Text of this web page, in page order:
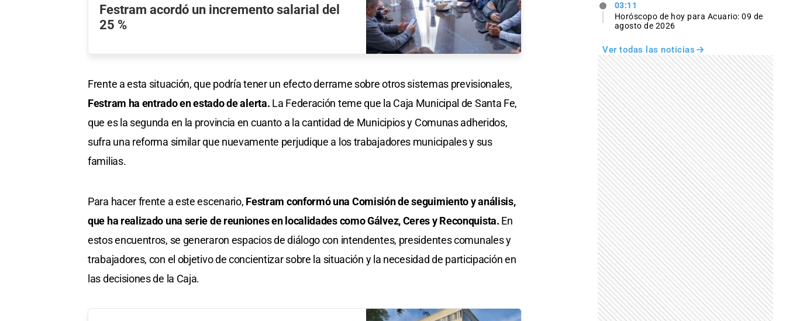
Festram acordó un incremento salarial del
25 %
Frente a esta situación, que podría tener un efecto derrame sobre otros sistemas previsionales,
Festram ha entrado en estado de alerta. La Federación teme que la Caja Municipal de Santa Fe,
que es la segunda en la provincia en cuanto a la cantidad de Municipios y Comunas adheridos,
sufra una reforma similar que nuevamente perjudique a los trabajadores municipales y sus
familias.
Para hacer frente a este escenario, Festram conformó una Comisión de seguimiento y análisis,
que ha realizado una serie de reuniones en localidades como Gálvez, Ceres y Reconquista. En
estos encuentros, se generaron espacios de diálogo con intendentes, presidentes comunales y
trabajadores, con el objetivo de concientizar sobre la situación y la necesidad de participación en
las decisiones de la Caja.
03:11
Horóscopo de hoy para Acuario: 09 de
agosto de 2026
Ver todas las noticias